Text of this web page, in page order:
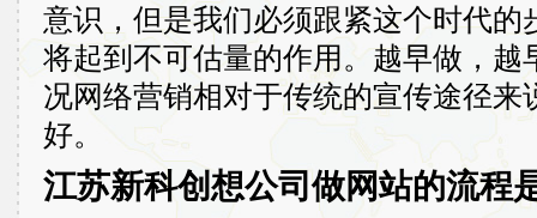
意识，但是我们必须跟紧这个时代的
将起到不可估量的作用。越早做，越
况网络营销相对于传统的宣传途径来
好。
江苏新科创想公司做网站的流程